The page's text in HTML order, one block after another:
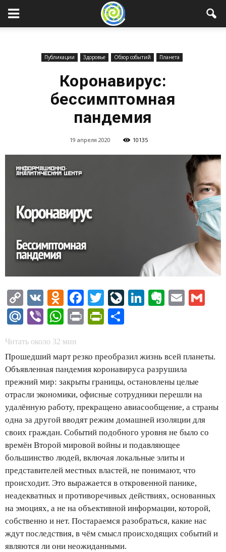
Публикации Здоровье Обзор событий Планета
Коронавирус:
бессимптомная
пандемия
19 апреля 2020 10135
Copy
Link
VK Odnoklassniki
Facebook
TwitterLiveJournal
LinkedIn
Evernote
Email
Mail.Ru
ViberWhatsApp
PrintPrintFriendly
Читать около 32 мин
Прошедший март резко преобразил жизнь всей планеты.
Объявленная пандемия коронавируса разрушила
прежний мир: закрыты границы, остановлены целые
отрасли экономики, офисные сотрудники перешли на
удалённую работу, прекращено авиасообщение, а страны
одна за другой вводят режим домашней изоляции для
своих граждан. Событий подобного уровня не было со
времён Второй мировой войны и подавляющее
большинство людей, включая локальные элиты и
представителей местных властей, не понимают, что
происходит. Это выражается в откровенной панике,
неадекватных и противоречивых действиях, основанных
на эмоциях, а не на объективной информации, которой,
собственно и нет. Постараемся разобраться, какие нас
ждут последствия, в чём смысл происходящих событий и
являются ли они неожиданными.